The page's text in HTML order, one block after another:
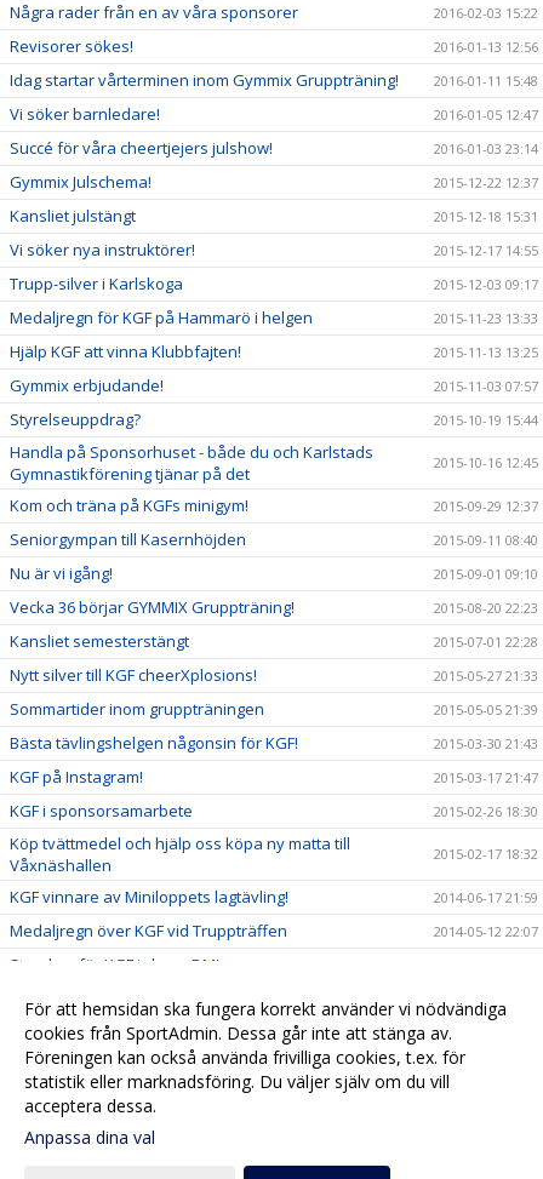
Några rader från en av våra sponsorer 2016-02-03 15:22
Revisorer sökes! 2016-01-13 12:56
Idag startar vårterminen inom Gymmix Gruppträning! 2016-01-11 15:48
Vi söker barnledare! 2016-01-05 12:47
Succé för våra cheertjejers julshow! 2016-01-03 23:14
Gymmix Julschema! 2015-12-22 12:37
Kansliet julstängt 2015-12-18 15:31
Vi söker nya instruktörer! 2015-12-17 14:55
Trupp-silver i Karlskoga 2015-12-03 09:17
Medaljregn för KGF på Hammarö i helgen 2015-11-23 13:33
Hjälp KGF att vinna Klubbfajten! 2015-11-13 13:25
Gymmix erbjudande! 2015-11-03 07:57
Styrelseuppdrag? 2015-10-19 15:44
Handla på Sponsorhuset - både du och Karlstads
Gymnastikförening tjänar på det
2015-10-16 12:45
Kom och träna på KGFs minigym! 2015-09-29 12:37
Seniorgympan till Kasernhöjden 2015-09-11 08:40
Nu är vi igång! 2015-09-01 09:10
Vecka 36 börjar GYMMIX Gruppträning! 2015-08-20 22:23
Kansliet semesterstängt 2015-07-01 22:28
Nytt silver till KGF cheerXplosions! 2015-05-27 21:33
Sommartider inom gruppträningen 2015-05-05 21:39
Bästa tävlingshelgen någonsin för KGF! 2015-03-30 21:43
KGF på Instagram! 2015-03-17 21:47
KGF i sponsorsamarbete 2015-02-26 18:30
Köp tvättmedel och hjälp oss köpa ny matta till
Våxnäshallen
2015-02-17 18:32
KGF vinnare av Miniloppets lagtävling! 2014-06-17 21:59
Medaljregn över KGF vid Truppträffen 2014-05-12 22:07
Storslam för KGF i cheer-DM!
Nya framgångar för KGFs cheertjejer! 2014-03-17 22:02
Guld och silver till KGF mixtrupper! 2013-11-26 22:14
Må Bra-dagen en succé 2013-10-17 22:17
För att hemsidan ska fungera korrekt använder vi nödvändiga
cookies från SportAdmin. Dessa går inte att stänga av.
Föreningen kan också använda frivilliga cookies, t.ex. för
statistik eller marknadsföring. Du väljer själv om du vill
acceptera dessa.
Anpassa dina val